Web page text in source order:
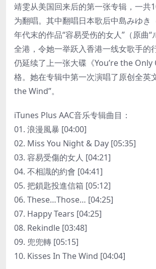
靖雯从美国回来后的第一张专辑，一共
为翻唱。其中翻唱日本歌后中島みゆき
年代末的作品“容易受伤的女人”（原曲“
全港，令她一举跃入香港一线女歌手的
仍延续了上一张大碟《You’re the Only
格。她在专辑中第一次演唱了原创全英
the Wind”。
iTunes Plus AAC音乐专辑曲目：
01. 浪漫風暴 [04:00]
02. Miss You Night & Day [05:35]
03. 容易受傷的女人 [04:21]
04. 不相識的約會 [04:41]
05. 把鎖匙投進信箱 [05:12]
06. These…Those… [04:25]
07. Happy Tears [04:25]
08. Rekindle [03:48]
09. 兜兜轉 [05:15]
10. Kisses In The Wind [04:04]